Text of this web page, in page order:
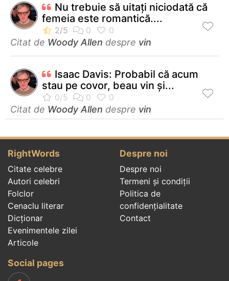
Nu trebuie să uitaţi niciodată că
femeia este romantică....
Citat de Woody Allen despre vin
Isaac Davis: Probabil că acum
stau pe covor, beau vin şi...
Citat de Woody Allen despre vin
RightWords
Citate celebre
Autori celebri
Folclor
Cenaclu literar
Dicționar
Evenimentele zilei
Articole
Despre noi
Despre noi
Termeni și condiții
Politica de
confidenţialitate
Contact
Social pages